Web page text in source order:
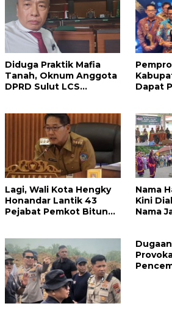
Diduga Praktik Mafia
Tanah, Oknum Anggota
DPRD Sulut LCS
Dapat
Lagi, Wali Kota Hengky
Honandar Lantik 43
Pejabat Pemkot Bitung,
Nama
Kini
Nama